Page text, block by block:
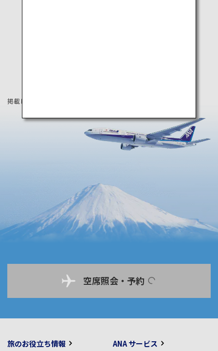
掲載している情報は2019年8月時点の情報です。
空席照会・予約
旅のお役立ち情報 ANA サービス